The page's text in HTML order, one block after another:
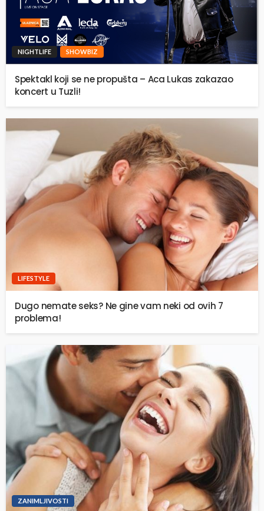
NIGHTLIFE SHOWBIZ
Spektakl koji se ne propušta – Aca Lukas zakazao
koncert u Tuzli!
LIFESTYLE
Dugo nemate seks? Ne gine vam neki od ovih 7
problema!
ZANIMLJIVOSTI